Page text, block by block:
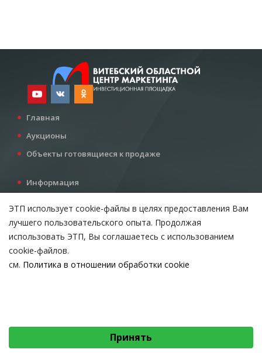
Главная
Аукционы
Объекты готовящиеся к продаже
Информация
Контакты
Возникли вопросы?
© 2026 Коммунальное консалтинговое унитарное предприятие
«Витебский областной центр маркетинга» - Все права защищены
ЭТП использует cookie-файлы в целях предоставления Вам
лучшего пользовательского опыта. Продолжая
использовать ЭТП, Вы соглашаетесь с использованием
cookie-файлов.
см. Политика в отношении обработки cookie
Принять